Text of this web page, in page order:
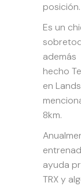
posición.
Es un
además
hecho
en
8km.
ayuda
TRX y